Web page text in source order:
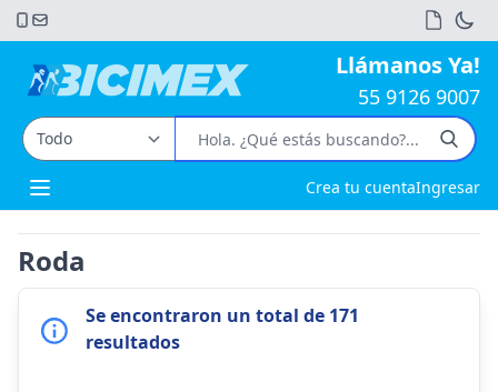
Llámanos Ya!
55 9126 9007
Open main menu Crea tu cuentaIngresar
Roda
Se encontraron un total de 171
resultados